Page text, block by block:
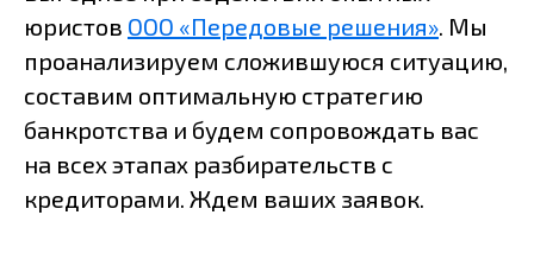
юристов ООО «Передовые решения». Мы
проанализируем сложившуюся ситуацию,
составим оптимальную стратегию
банкротства и будем сопровождать вас
на всех этапах разбирательств с
кредиторами. Ждем ваших заявок.